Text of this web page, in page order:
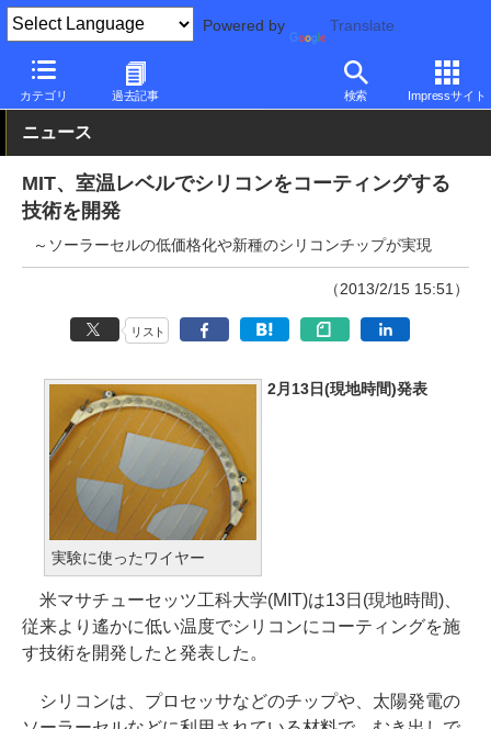
Powered by Translate
カテゴリ 過去記事 検索 Impressサイト
PC Watch 市場 技術
ニュース
MIT、室温レベルでシリコンをコーティングする
技術を開発
～ソーラーセルの低価格化や新種のシリコンチップが実現
（2013/2/15 15:51）
リスト
実験に使ったワイヤー
2月13日(現地時間)発表
米マサチューセッツ工科大学(MIT)は13日(現地時間)、
従来より遙かに低い温度でシリコンにコーティングを施
す技術を開発したと発表した。
シリコンは、プロセッサなどのチップや、太陽発電の